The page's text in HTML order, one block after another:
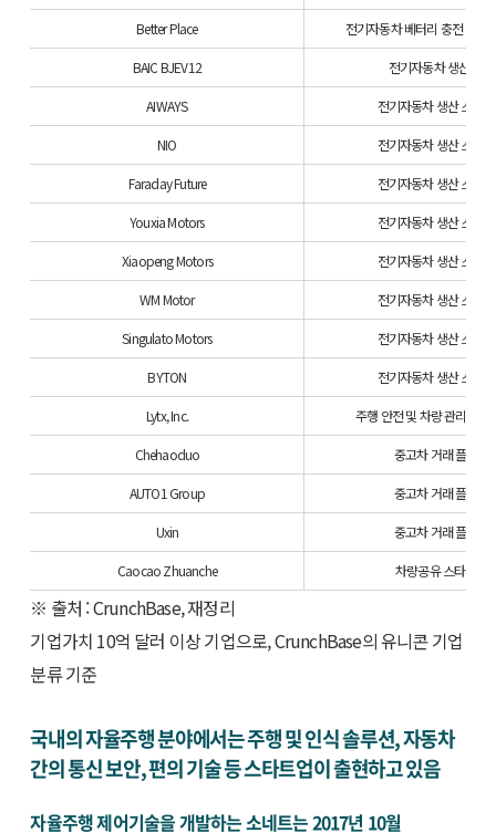
Better Place 전기자동차 베터리 충전 및 교
BAIC BJEV12 전기자동차 생산 기업
AIWAYS 전기자동차 생산 스타
NIO 전기자동차 생산 스타
Faraday Future 전기자동차 생산 스타
Youxia Motors 전기자동차 생산 스타
Xiaopeng Motors 전기자동차 생산 스타
WM Motor 전기자동차 생산 스타
Singulato Motors 전기자동차 생산 스타
BYTON 전기자동차 생산 스타
Lytx, Inc. 주행 안전 및 차량 관리 시스
Chehaoduo 중고차 거래 플랫폼
AUTO1 Group 중고차 거래 플랫폼
Uxin 중고차 거래 플랫폼
Caocao Zhuanche 차량공유 스타트업
※ 출처 : CrunchBase, 재정리
기업가치 10억 달러 이상 기업으로, CrunchBase의 유니콘 기업
분류 기준
국내의 자율주행 분야에서는 주행 및 인식 솔루션, 자동차
간의 통신 보안, 편의 기술 등 스타트업이 출현하고 있음
자율주행 제어기술을 개발하는 소네트는 2017년 10월